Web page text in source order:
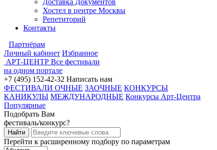
Доставка Документов
Хостел в центре Москвы
Репетиторий
Контакты
Партнёрам
Личный кабинет Избранное
АРТ-ЦЕНТР Все фестивали
на одном портале
+7 (495) 152-42-32 Написать нам
ФЕСТИВАЛИ ОЧНЫЕ ЗАОЧНЫЕ КОНКУРСЫ
КАНИКУЛЫ МЕЖДУНАРОДНЫЕ Конкурсы Арт-Центра
Популярные
Подобрать Вам
фестиваль/конкурс?
Перейти к расширенному подбору по параметрам